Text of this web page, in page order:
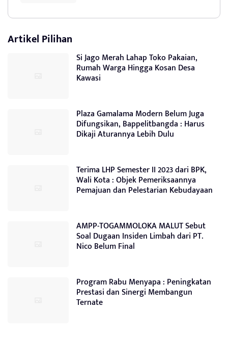
Artikel Pilihan
Si Jago Merah Lahap Toko Pakaian,
Rumah Warga Hingga Kosan Desa
Kawasi
Plaza Gamalama Modern Belum Juga
Difungsikan, Bappelitbangda : Harus
Dikaji Aturannya Lebih Dulu
Terima LHP Semester II 2023 dari BPK,
Wali Kota : Objek Pemeriksaannya
Pemajuan dan Pelestarian Kebudayaan
AMPP-TOGAMMOLOKA MALUT Sebut
Soal Dugaan Insiden Limbah dari PT.
Nico Belum Final
Program Rabu Menyapa : Peningkatan
Prestasi dan Sinergi Membangun
Ternate